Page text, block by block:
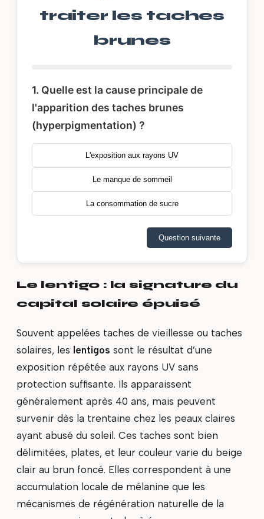
traiter les taches
brunes
1. Quelle est la cause principale de
l'apparition des taches brunes
(hyperpigmentation) ?
L'exposition aux rayons UV
Le manque de sommeil
La consommation de sucre
Question suivante
Le lentigo : la signature du
capital solaire épuisé
Souvent appelées taches de vieillesse ou taches
solaires, les lentigos sont le résultat d’une
exposition répétée aux rayons UV sans
protection suffisante. Ils apparaissent
généralement après 40 ans, mais peuvent
survenir dès la trentaine chez les peaux claires
ayant abusé du soleil. Ces taches sont bien
délimitées, plates, et leur couleur varie du beige
clair au brun foncé. Elles correspondent à une
accumulation locale de mélanine que les
mécanismes de régénération naturelle de la